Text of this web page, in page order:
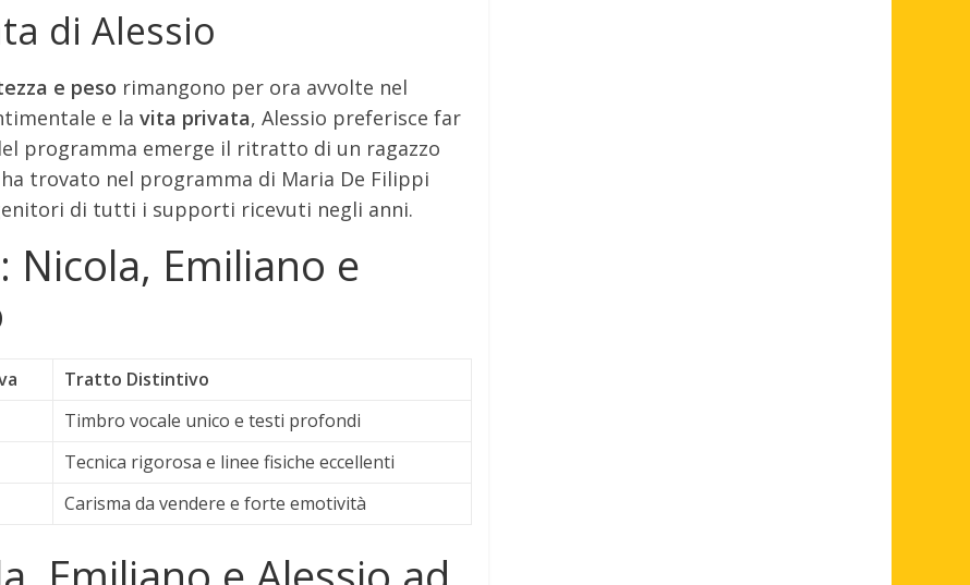
di Alessio
e peso rimangono per ora avvolte nel
e la vita privata, Alessio preferisce far
programma emerge il ritratto di un ragazzo
trovato nel programma di Maria De Filippi
di tutti i supporti ricevuti negli anni.
Nicola, Emiliano e
Tratto Distintivo
Timbro vocale unico e testi profondi
Tecnica rigorosa e linee fisiche eccellenti
Carisma da vendere e forte emotività